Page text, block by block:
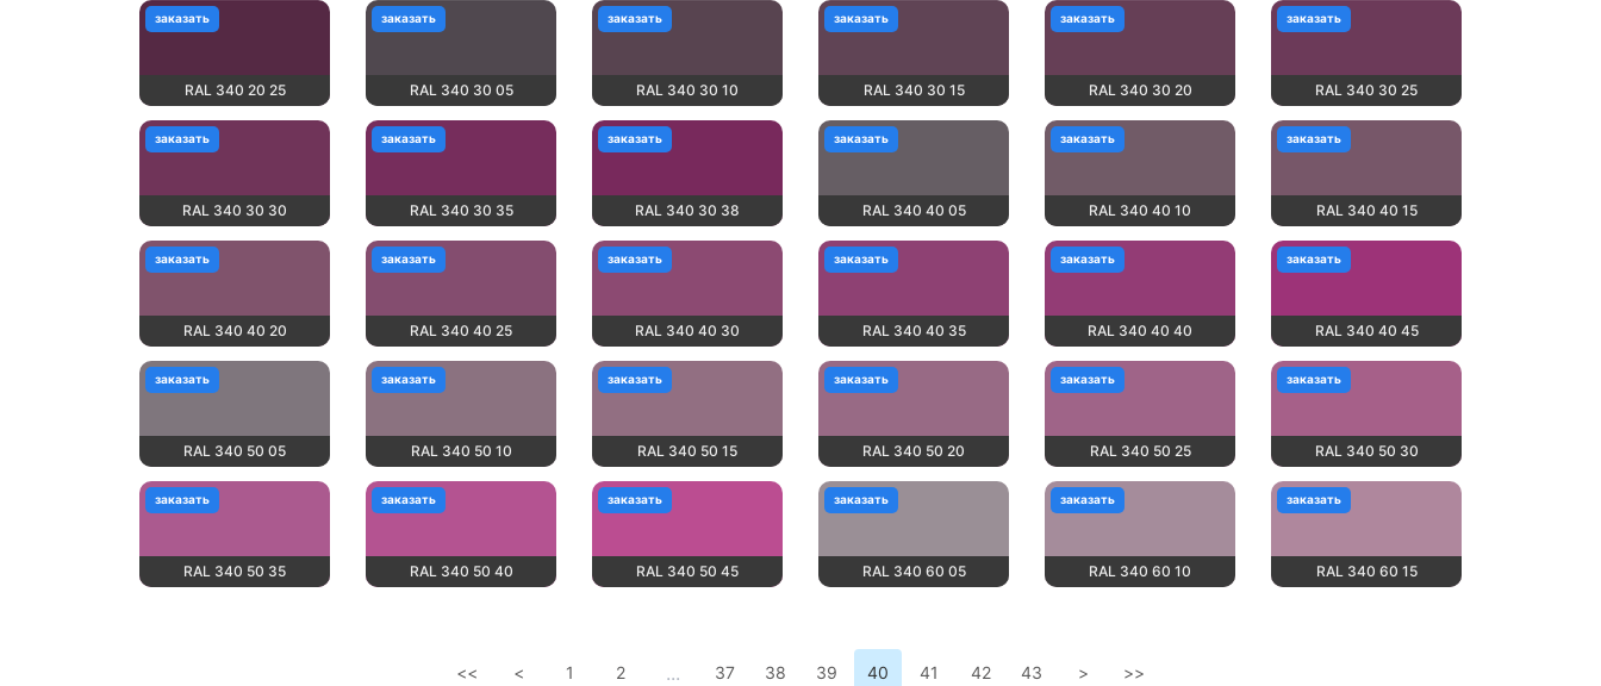
RAL 340 20 25
заказать
RAL 340 30 05
заказать
RAL 340 30 10
заказать
RAL 340 30 15
заказать
RAL 340 30 20
заказать
RAL 340 30 25
заказать
RAL 340 30 30
заказать
RAL 340 30 35
заказать
RAL 340 30 38
заказать
RAL 340 40 05
заказать
RAL 340 40 10
заказать
RAL 340 40 15
заказать
RAL 340 40 20
заказать
RAL 340 40 25
заказать
RAL 340 40 30
заказать
RAL 340 40 35
заказать
RAL 340 40 40
заказать
RAL 340 40 45
заказать
RAL 340 50 05
заказать
RAL 340 50 10
заказать
RAL 340 50 15
заказать
RAL 340 50 20
заказать
RAL 340 50 25
заказать
RAL 340 50 30
заказать
RAL 340 50 35
заказать
RAL 340 50 40
заказать
RAL 340 50 45
заказать
RAL 340 60 05
заказать
RAL 340 60 10
заказать
RAL 340 60 15
заказать
<< < 1 2 ... 37 38 39 40 41 42 43 > >>